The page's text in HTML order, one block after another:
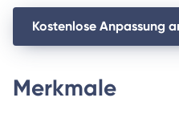
Kostenlose Anpassung
Merkmale